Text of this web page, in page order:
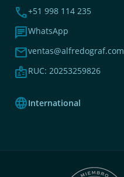
phone+51 998 114 235
chatWhatsApp
mailventas@alfredograf.com
badgeRUC: 20253259826
languageInternational